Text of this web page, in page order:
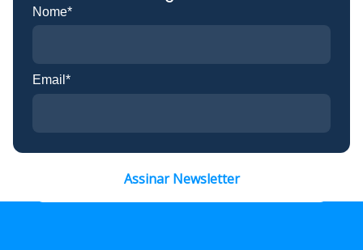
Nome*
Email*
Assinar Newsletter